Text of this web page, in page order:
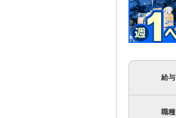
給与
職種